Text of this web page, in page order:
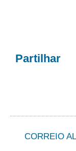
Partilhar
CORREIO